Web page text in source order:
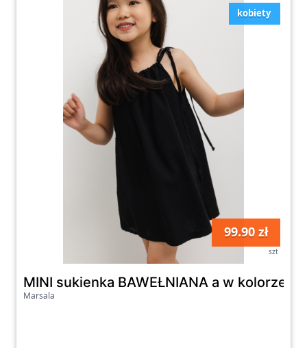
kobiety
99.90 zł
szt
MINI sukienka BAWEŁNIANA a w kolorze
Marsala